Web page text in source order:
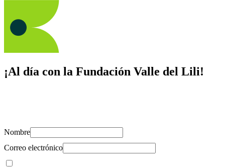
¡Al día con la Fundación Valle del Lili!
Nombre
Correo electrónico